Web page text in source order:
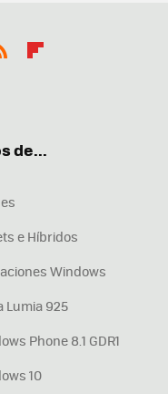
de...
e Híbridos
Windows
Lumia 925
Phone 8.1 GDR1
10